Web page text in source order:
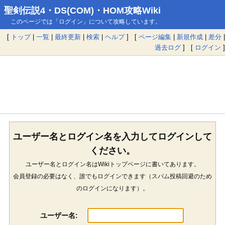
聖剣伝説4・DS(COM)・HOM攻略Wiki
このページでは「ログイン」について攻略しています。
[ トップ| 一覧 | 最終更新 | 検索 | ヘルプ] [ ページ編集 | 新規作成 | 差分 |
過去ログ ] [ ログイン ]
ユーザー名とログイン名を入力してログインして
ください。
ユーザー名とログイン名はWikiトップページに書いてあります。
会員登録の必要はなく、誰でもログインできます（スパム投稿回避のため
のログインになります）。
ユーザー名: